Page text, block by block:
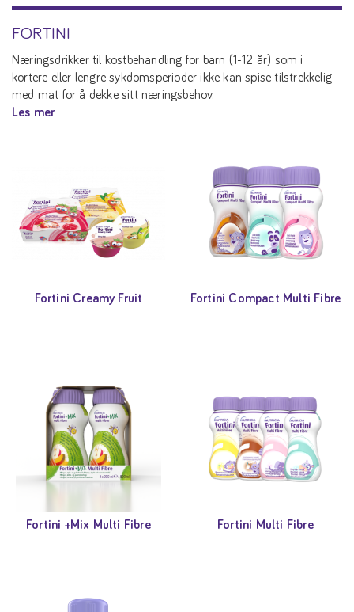
FORTINI
Næringsdrikker til kostbehandling for barn (1-12 år) som i
kortere eller lengre sykdomsperioder ikke kan spise tilstrekkelig
med mat for å dekke sitt næringsbehov.
Les mer
Fortini Creamy Fruit Fortini Compact Multi Fibre
Fortini +Mix Multi Fibre Fortini Multi Fibre